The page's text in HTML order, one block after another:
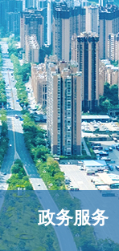
政务服务